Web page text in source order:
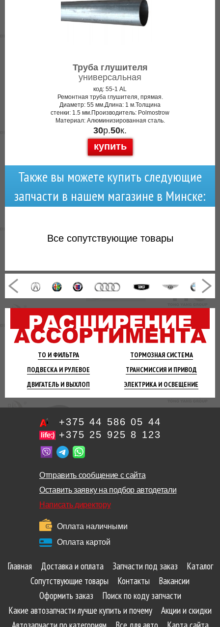
ТО И ФИЛЬТРА ТОРМОЗНАЯСИСТЕМА
ПОДВЕСКА И РУЛЕВОЕ ТРАНСМИССИЯ И ПРИВОД
ДВИГАТЕЛЬ И ВЫХЛОП ЭЛЕКТРИКА И ОСВЕЩЕНИЕ
Труба глушителя
универсальная
код: 55-1 AL
Ремонтная труба глушителя, прямая.
Диаметр: 55 мм.Длина: 1 м.Толщина
стенки: 1.5 мм.Производитель: Polmostrow
Материал: Алюминизированная сталь.
30р.50к.
купить
Также вы можете купить следующие
запчасти в нашем магазине в Минске:
Все сопутствующие товары
+375 44 586 05 44
+375 25 925 8 123
Отправить сообщение с сайта
Оставить заявку на подбор автодетали
Написать директору
Оплата наличными
Оплата картой
Главная Доставка и оплата Запчасти под заказ
Каталог
Сопутствующие товары
Контакты
Вакансии
Оформить заказ
Поиск по коду запчасти
Какие автозапчасти лучше купить и почему
Акции и скидки